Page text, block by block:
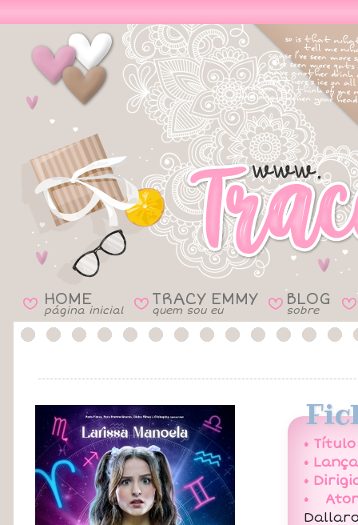
B HOME
página inicial B TRACY EMMY
quem sou eu B BLOG
sobre B
•
•
•
•